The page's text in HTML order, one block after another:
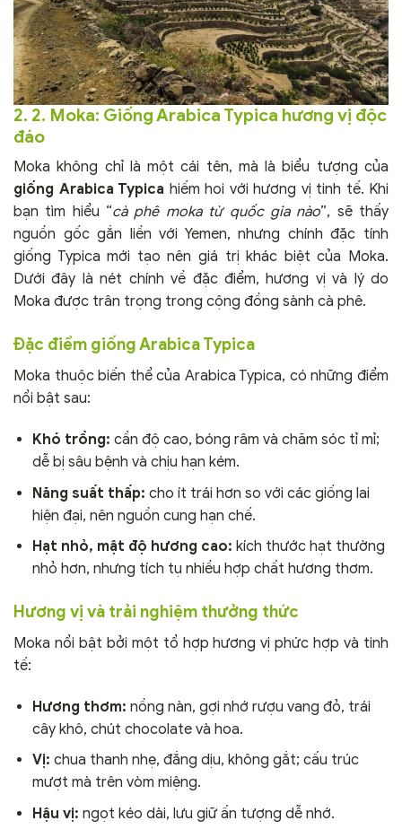
2. 2. Moka: Giống Arabica Typica hương vị độc
đáo
Moka không chỉ là một cái tên, mà là biểu tượng của
giống Arabica Typica hiếm hoi với hương vị tinh tế. Khi
bạn tìm hiểu “cà phê moka từ quốc gia nào”, sẽ thấy
nguồn gốc gắn liền với Yemen, nhưng chính đặc tính
giống Typica mới tạo nên giá trị khác biệt của Moka.
Dưới đây là nét chính về đặc điểm, hương vị và lý do
Moka được trân trọng trong cộng đồng sành cà phê.
Đặc điểm giống Arabica Typica
Moka thuộc biến thể của Arabica Typica, có những điểm
nổi bật sau:
Khó trồng: cần độ cao, bóng râm và chăm sóc tỉ mỉ;
dễ bị sâu bệnh và chịu hạn kém.
Năng suất thấp: cho ít trái hơn so với các giống lai
hiện đại, nên nguồn cung hạn chế.
Hạt nhỏ, mật độ hương cao: kích thước hạt thường
nhỏ hơn, nhưng tích tụ nhiều hợp chất hương thơm.
Hương vị và trải nghiệm thưởng thức
Moka nổi bật bởi một tổ hợp hương vị phức hợp và tinh
tế:
Hương thơm: nồng nàn, gợi nhớ rượu vang đỏ, trái
cây khô, chút chocolate và hoa.
Vị: chua thanh nhẹ, đắng dịu, không gắt; cấu trúc
mượt mà trên vòm miệng.
Hậu vị: ngọt kéo dài, lưu giữ ấn tượng dễ nhớ.